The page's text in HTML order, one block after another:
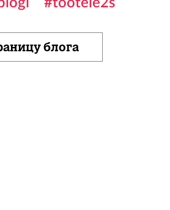
#töötele2s
блога